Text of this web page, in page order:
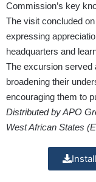
Commission’s key
The visit concluded
expressing
headquarters and
The excursion served
broadening their
encouraging them to
Distributed by APO
West African States